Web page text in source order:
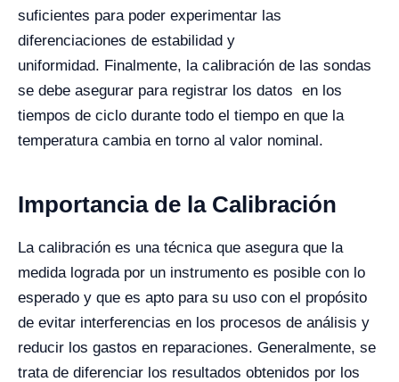
suficientes para poder experimentar las
diferenciaciones de estabilidad y
uniformidad. Finalmente, la calibración de las sondas
se debe asegurar para registrar los datos en los
tiempos de ciclo durante todo el tiempo en que la
temperatura cambia en torno al valor nominal.
Importancia de la Calibración
La calibración es una técnica que asegura que la
medida lograda por un instrumento es posible con lo
esperado y que es apto para su uso con el propósito
de evitar interferencias en los procesos de análisis y
reducir los gastos en reparaciones. Generalmente, se
trata de diferenciar los resultados obtenidos por los